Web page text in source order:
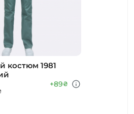
костюм 1981
+89₴